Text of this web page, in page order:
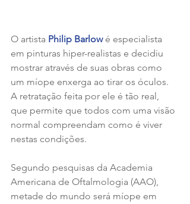
O artista Philip Barlow é especialista
em pinturas hiper-realistas e decidiu
mostrar através de suas obras como
um míope enxerga ao tirar os óculos.
A retratação feita por ele é tão real,
que permite que todos com uma visão
normal compreendam como é viver
nestas condições.
Segundo pesquisas da Academia
Americana de Oftalmologia (AAO),
metade do mundo será míope em